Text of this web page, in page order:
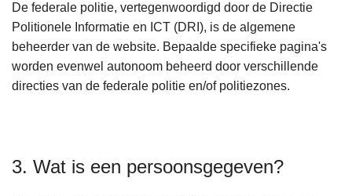
De federale politie, vertegenwoordigd door de Directie
Politionele Informatie en ICT (DRI), is de algemene
beheerder van de website. Bepaalde specifieke pagina's
worden evenwel autonoom beheerd door verschillende
directies van de federale politie en/of politiezones.
3. Wat is een persoonsgegeven?